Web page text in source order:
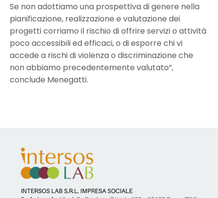
Se non adottiamo una prospettiva di genere nella
pianificazione, realizzazione e valutazione dei
progetti corriamo il rischio di offrire servizi o attività
poco accessibili ed efficaci, o di esporre chi vi
accede a rischi di violenza o discriminazione che
non abbiamo precedentemente valutato”,
conclude Menegatti.